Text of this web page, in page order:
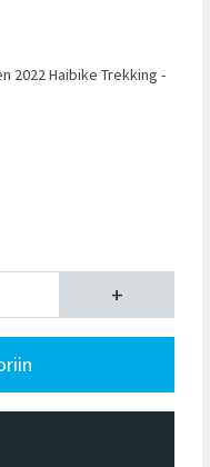
2022 Haibike Trekking -
+